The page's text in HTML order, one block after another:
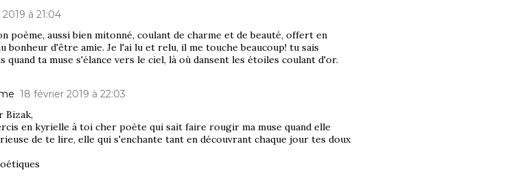
à 21:04
poème, aussi bien mitonné, coulant de charme et de beauté, offert en
bonheur d'être amie. Je l'ai lu et relu, il me touche beaucoup! tu sais
quand ta muse s'élance vers le ciel, là où dansent les étoiles coulant d'or.
18 février 2019 à 22:03
Bizak,
en kyrielle à toi cher poète qui sait faire rougir ma muse quand elle
de te lire, elle qui s'enchante tant en découvrant chaque jour tes doux